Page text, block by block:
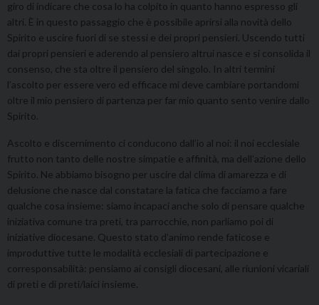
giro di indicare che cosa lo ha colpito in quanto hanno espresso gli
altri. È in questo passaggio che è possibile aprirsi alla novità dello
Spirito e uscire fuori di se stessi e dei propri pensieri. Uscendo tutti
dai propri pensieri e aderendo al pensiero altrui nasce e si consolida il
consenso, che sta oltre il pensiero del singolo. In altri termini
l’ascolto per essere vero ed efficace mi deve cambiare portandomi
oltre il mio pensiero di partenza per far mio quanto sento venire dallo
Spirito.
Ascolto e discernimento ci conducono dall’io al noi: il noi ecclesiale
frutto non tanto delle nostre simpatie e affinità, ma dell’azione dello
Spirito. Ne abbiamo bisogno per uscire dal clima di amarezza e di
delusione che nasce dal constatare la fatica che facciamo a fare
qualche cosa insieme: siamo incapaci anche solo di pensare qualche
iniziativa comune tra preti, tra parrocchie, non parliamo poi di
iniziative diocesane. Questo stato d’animo rende faticose e
improduttive tutte le modalità ecclesiali di partecipazione e
corresponsabilità: pensiamo ai consigli diocesani, alle riunioni vicariali
di preti e di preti/laici insieme.